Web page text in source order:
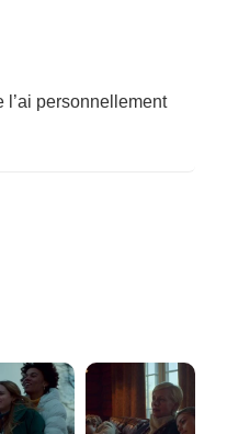
l’ai personnellement